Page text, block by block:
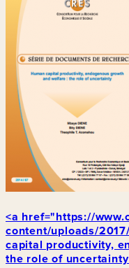
<a href="https://
content/uploads/
capital productivity,
the role of